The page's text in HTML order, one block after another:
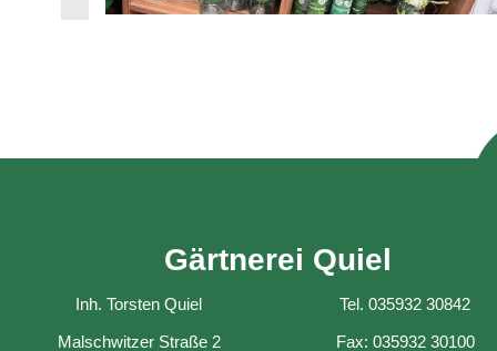
Gärtnerei Quiel
Inh. Torsten Quiel
Malschwitzer Straße 2
Tel. 035932 30842
Fax: 035932 30100